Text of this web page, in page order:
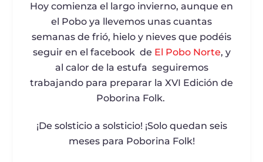
Hoy comienza el largo invierno, aunque en
el Pobo ya llevemos unas cuantas
semanas de frió, hielo y nieves que podéis
seguir en el facebook de El Pobo Norte, y
al calor de la estufa seguiremos
trabajando para preparar la XVI Edición de
Poborina Folk.
¡De solsticio a solsticio! ¡Solo quedan seis
meses para Poborina Folk!